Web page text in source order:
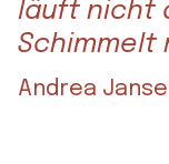
läuft nicht
Schimmelt
Andrea